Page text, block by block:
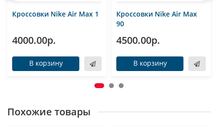
Кроссовки Nike Air Max 1
4000.00р.
В корзину
Кроссовки Nike Air Max
90
4500.00р.
В корзину
Похожие товары